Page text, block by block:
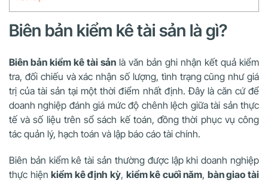
Biên bản kiểm kê tài sản là gì?
Biên bản kiểm kê tài sản là văn bản ghi nhận kết quả kiểm
tra, đối chiếu và xác nhận số lượng, tình trạng cũng như giá
trị của tài sản tại một thời điểm nhất định. Đây là căn cứ để
doanh nghiệp đánh giá mức độ chênh lệch giữa tài sản thực
tế và số liệu trên sổ sách kế toán, đồng thời phục vụ công
tác quản lý, hạch toán và lập báo cáo tài chính.
Biên bản kiểm kê tài sản thường được lập khi doanh nghiệp
thực hiệnkiểm kê định kỳ, kiểm kê cuối năm, bàn giao tài